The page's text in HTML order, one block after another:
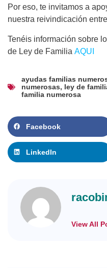
Por eso, te invitamos a
nuestra reivindicación
Tenéis información sobre
de Ley de Familia AQUI
ayudas familias
numerosas, ley de
familia numerosa
Facebook
LinkedIn
View All